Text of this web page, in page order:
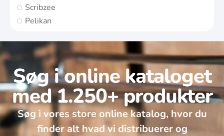
Scribzee
Pelikan
Søg i online kataloget
med 1.250+ produkter
Søg i vores store online katalog, hvor du
finder alt hvad vi distribuerer og